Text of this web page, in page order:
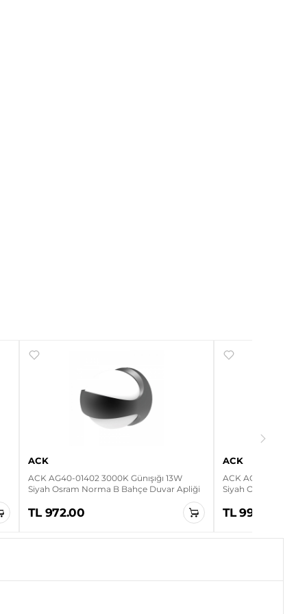
ACK
ACK AG40-01402 3000K Günışığı 13W
Siyah Osram Norma B Bahçe Duvar Apliği
TL 972.00
ACK
ACK AG40-01502
Siyah Osram
TL 993.60